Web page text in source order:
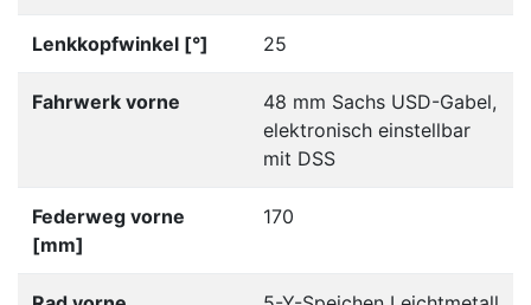
Lenkkopfwinkel [°] 25
Fahrwerk vorne
48 mm Sachs USD-Gabel,
elektronisch einstellbar
mit DSS
Federweg vorne
[mm]
170